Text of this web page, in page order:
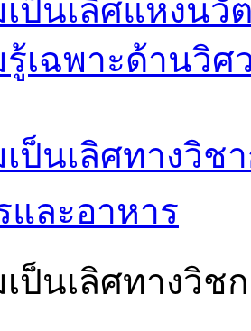
ป็นเลิศแห่งนวั
เฉพาะด้านวิศ
ป็นเลิศทางวิช
และอาหาร
ป็นเลิศทางวิช